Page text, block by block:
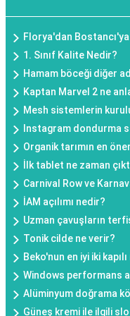
Florya'dan
1. Sınıf Kalite Nedir?
Hamam böceği diğer
Kaptan Marvel 2 ne
Mesh sistemlerin
Instagram dondurma
Organik tarımın en
İlk tablet ne zaman
Carnival Row ve
İAM açılımı nedir?
Uzman çavuşların
Tonik cilde ne verir?
Beko'nun en iyi iki
Windows performans
Alüminyum doğrama
Güneş kremi ile ilgili